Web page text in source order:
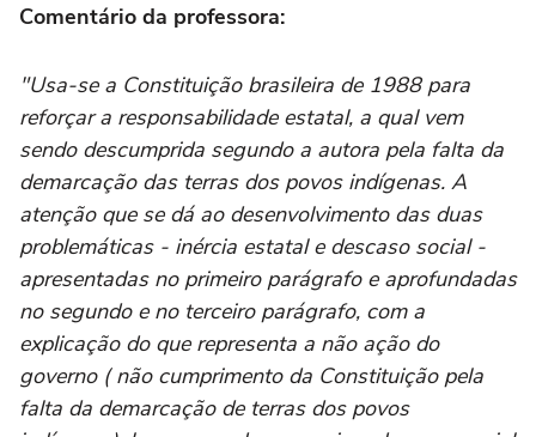
Comentário da professora:
"Usa-se a Constituição brasileira de 1988 para
reforçar a responsabilidade estatal, a qual vem
sendo descumprida segundo a autora pela falta da
demarcação das terras dos povos indígenas. A
atenção que se dá ao desenvolvimento das duas
problemáticas - inércia estatal e descaso social -
apresentadas no primeiro parágrafo e aprofundadas
no segundo e no terceiro parágrafo, com a
explicação do que representa a não ação do
governo ( não cumprimento da Constituição pela
falta da demarcação de terras dos povos